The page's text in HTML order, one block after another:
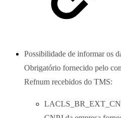
Possibilidade de informar os
Obrigatório fornecido pelo
Refnum recebidos do TMS: